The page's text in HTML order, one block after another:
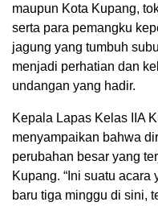
maupun Kota Kupang,
serta para pemangku
jagung yang tumbuh
menjadi perhatian dan
undangan yang hadir.
Kepala Lapas Kelas IIA
menyampaikan bahwa
perubahan besar yang
Kupang. “Ini suatu
baru tiga minggu di sini,